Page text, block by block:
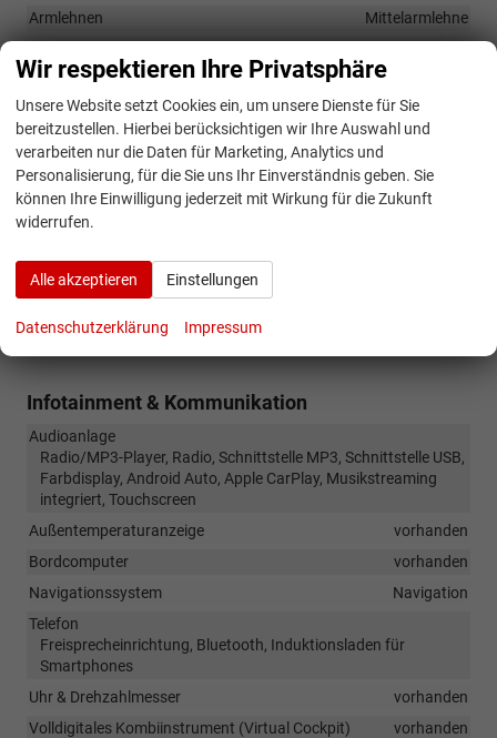
Armlehnen
Mittelarmlehne
Innenraumfilter
Klimatisierung
Klimaanlage manuell
Laderaumabdeckung
Lenkrad
in Leder, höhenverstellbar, mit Multifunktionen, in
Sportausführung
Isofix (Kindersitzbefestigung), Rücksitzbank hinten geteilt,
Sitzheizung
Sitze: Verstellbarkeit
Höhenverstellbarer Fahrer- und Beifahrersitz
Infotainment & Kommunikation
Audioanlage
Radio/MP3-Player, Radio, Schnittstelle MP3, Schnittstelle USB,
Farbdisplay, Android Auto, Apple CarPlay, Musikstreaming
integriert, Touchscreen
Außentemperaturanzeige
vorhanden
Bordcomputer
vorhanden
Navigationssystem
Navigation
Telefon
Freisprecheinrichtung, Bluetooth, Induktionsladen für
Smartphones
Uhr & Drehzahlmesser
vorhanden
Volldigitales Kombiinstrument (Virtual Cockpit)
vorhanden
Wir respektieren Ihre Privatsphäre
Unsere Website setzt Cookies ein, um unsere Dienste für Sie
bereitzustellen. Hierbei berücksichtigen wir Ihre Auswahl und
verarbeiten nur die Daten für Marketing, Analytics und
Personalisierung, für die Sie uns Ihr Einverständnis geben. Sie
können Ihre Einwilligung jederzeit mit Wirkung für die Zukunft
widerrufen.
Alle akzeptieren Einstellungen
Datenschutzerklärung Impressum